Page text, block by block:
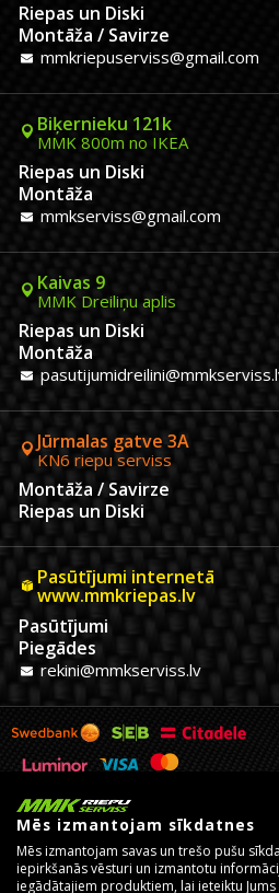
Riepas un Diski
Montāža / Savirze
mmkriepuserviss@gmail.com
Biķernieku 121k
MMK 800m no IKEA
Riepas un Diski
Montāža
mmkserviss@gmail.com
Kaivas 9
MMK Dreiliņu aplis
Riepas un Diski
Montāža
Jūrmalas gatve 3A
KN6 riepu serviss
Montāža / Savirze
Riepas un Diski
Pasūtījumi internetā
www.mmkriepas.lv
Pasūtījumi
Piegādes
rekini@mmkserviss.lv
Mēs izmantojam sīkdatnes
Mēs izmantojam savas un trešo pušu
iepirkšanās vēsturi un izmantotu
iegādātajiem produktiem, lai ieteiktu